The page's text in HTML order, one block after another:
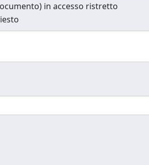
in accesso ristretto